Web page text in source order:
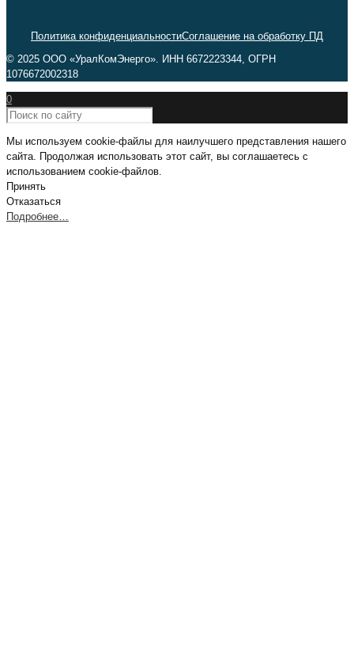
Политика конфиденциальностиСоглашение на обработку ПД
© 2025 ООО «УралКомЭнерго». ИНН 6672223344, ОГРН
1076672002318
0
Мы используем cookie-файлы для наилучшего представления нашего
сайта. Продолжая использовать этот сайт, вы соглашаетесь с
использованием cookie-файлов.
Принять
Отказаться
Подробнее…